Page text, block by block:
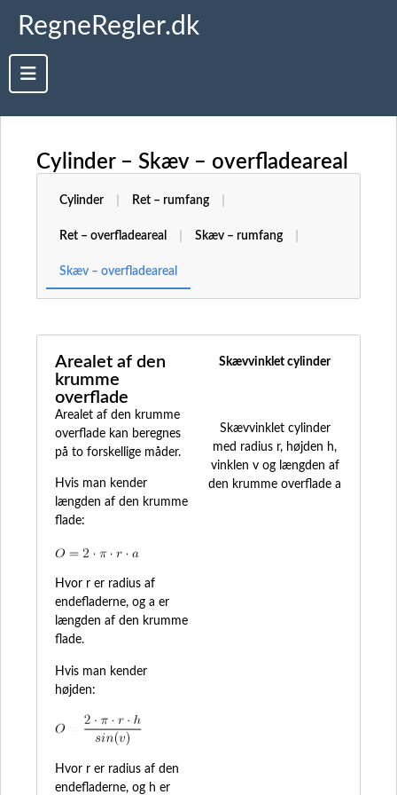
RegneRegler.dk
Cylinder – Skæv – overfladeareal
Cylinder Ret – rumfang
Ret – overfladeareal Skæv – rumfang
Skæv – overfladeareal
Arealet af den
krumme
overflade
Arealet af den krumme
overflade kan beregnes
på to forskellige måder.
Hvis man kender
længden af den krumme
flade:
Hvor r er radius af
endefladerne, og a er
længden af den krumme
flade.
Hvis man kender
højden:
Hvor r er radius af den
endefladerne, og h er
Skævvinklet cylinder
Skævvinklet cylinder
med radius r, højden h,
vinklen v og længden af
den krumme overflade a